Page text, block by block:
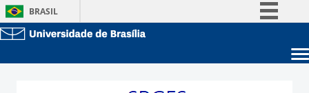
BRASIL